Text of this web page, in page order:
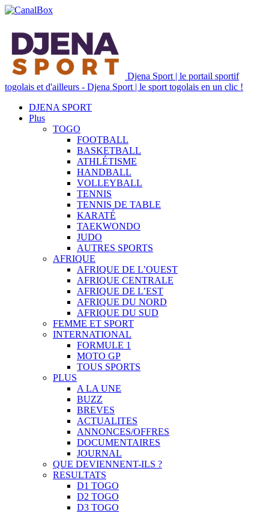
Djena Sport | le portail sportif
togolais et d'ailleurs - Djena Sport | le sport togolais en un clic !
DJENA SPORT
Plus
TOGO
FOOTBALL
BASKETBALL
ATHLÉTISME
HANDBALL
VOLLEYBALL
TENNIS
TENNIS DE TABLE
KARATÉ
TAEKWONDO
JUDO
AUTRES SPORTS
AFRIQUE
AFRIQUE DE L’OUEST
AFRIQUE CENTRALE
AFRIQUE DE L’EST
AFRIQUE DU NORD
AFRIQUE DU SUD
FEMME ET SPORT
INTERNATIONAL
FORMULE 1
MOTO GP
TOUS SPORTS
PLUS
A LA UNE
BUZZ
BREVES
ACTUALITES
ANNONCES/OFFRES
DOCUMENTAIRES
JOURNAL
QUE DEVIENNENT-ILS ?
RESULTATS
D1 TOGO
D2 TOGO
D3 TOGO